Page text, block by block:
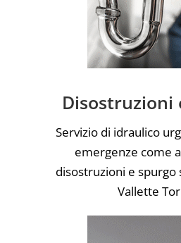
Disostruzioni
Servizio di idraulico
emergenze come
disostruzioni e spurgo
Vallette